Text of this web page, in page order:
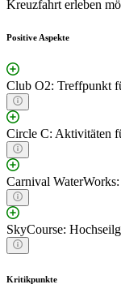
Kreuzfahrt erleben
Positive Aspekte
Club O2: Treffpunkt
Circle C: Aktivitäten
Carnival WaterWorks:
SkyCourse:
Kritikpunkte